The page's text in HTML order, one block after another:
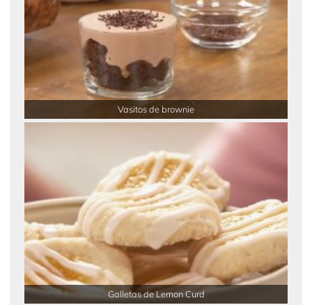
Vasitos de brownie
Galletas de Lemon Curd